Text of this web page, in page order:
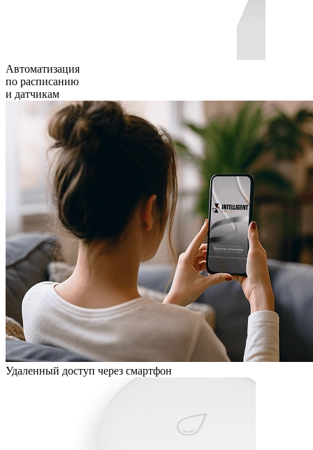
Автоматизация
по расписанию
и датчикам
Удаленный доступ через смартфон